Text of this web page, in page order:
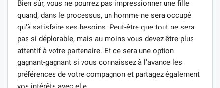
Bien sûr, vous ne pourrez pas impressionner une fille
quand, dans le processus, un homme ne sera occupé
qu’à satisfaire ses besoins. Peut-être que tout ne sera
pas si déplorable, mais au moins vous devez être plus
attentif à votre partenaire. Et ce sera une option
gagnant-gagnant si vous connaissez à l’avance les
préférences de votre compagnon et partagez également
vos intérêts avec elle.